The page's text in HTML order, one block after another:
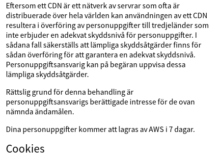
Eftersom ett CDN är ett nätverk av servrar som ofta är
distribuerade över hela världen kan användningen av ett CDN
resultera i överföring av personuppgifter till tredjeländer som
inte erbjuder en adekvat skyddsnivå för personuppgifter. I
sådana fall säkerställs att lämpliga skyddsåtgärder finns för
sådan överföring för att garantera en adekvat skyddsnivå.
Personuppgiftsansvarig kan på begäran uppvisa dessa
lämpliga skyddsåtgärder.
Rättslig grund för denna behandling är
personuppgiftsansvarigs berättigade intresse för de ovan
nämnda ändamålen.
Dina personuppgifter kommer att lagras av AWS i 7 dagar.
Cookies